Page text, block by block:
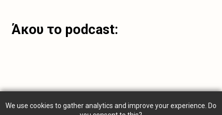
Άκου το podcast:
We use cookies to gather analytics and improve your experience. Do